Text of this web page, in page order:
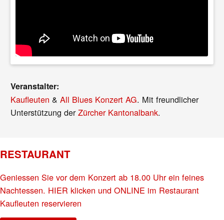
Veranstalter:
Kaufleuten &All Blues Konzert AG. Mit freundlicher
Unterstützung derZürcher Kantonalbank.
RESTAURANT
Geniessen Sie vor dem Konzert ab 18.00 Uhr ein feines
Nachtessen. HIER klicken und ONLINE im Restaurant
Kaufleuten reservieren